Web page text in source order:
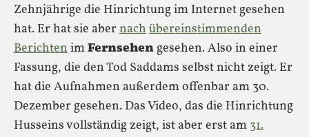
Zehnjährige die Hinrichtung im Internet gesehen
hat. Er hat sie aber nachübereinstimmenden
BerichtenimFernsehengesehen. Also in einer
Fassung, die den Tod Saddams selbst nicht zeigt. Er
hat die Aufnahmen außerdem offenbar am 30.
Dezember gesehen. Das Video, das die Hinrichtung
Husseins vollständig zeigt, ist aber erst am 31.